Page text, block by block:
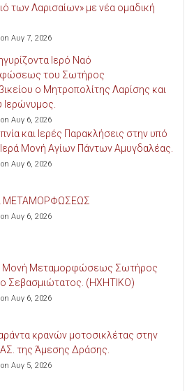
των Λαρισαίων» με νέα ομαδική
Αυγ 7, 2026
Ιερό Ναό
του Σωτήρος
ο Μητροπολίτης Λαρίσης και
Ιερώνυμος.
Αυγ 6, 2026
και Ιερές Παρακλήσεις στην υπό
Μονή Αγίων Πάντων Αμυγδαλέας.
Αυγ 6, 2026
Αυγ 6, 2026
Μονή Μεταμορφώσεως Σωτήρος
Σεβασμιώτατος. (ΗΧΗΤΙΚΟ)
Αυγ 6, 2026
κρανών μοτοσικλέτας στην
της Άμεσης Δράσης.
Αυγ 5, 2026